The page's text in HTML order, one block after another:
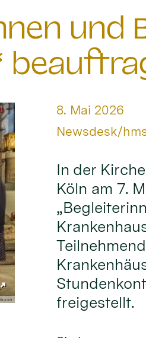
und
Datum:
8. Mai 2026
Von:
Newsdesk/
In der
Köln am 7.
freigestellt.